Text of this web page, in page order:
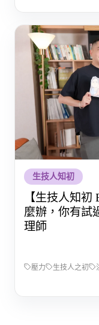
生技人知初
【生技人知
麼辦，你有試
理師
壓力 生技人之初